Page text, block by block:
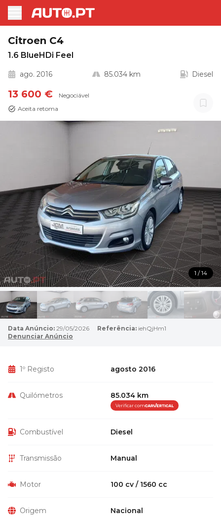
Citroen C4
1.6 BlueHDi Feel
ago. 2016 85.034 km Diesel
13 600 €
Negociável
Aceita retoma
1 / 14
Data Anúncio: 29/05/2026 Referência: iehQjHm1
Denunciar Anúncio
1º Registo agosto 2016
Quilómetros 85.034 km
Verificar com
Combustível Diesel
Transmissão Manual
Motor 100 cv / 1560 cc
Origem Nacional